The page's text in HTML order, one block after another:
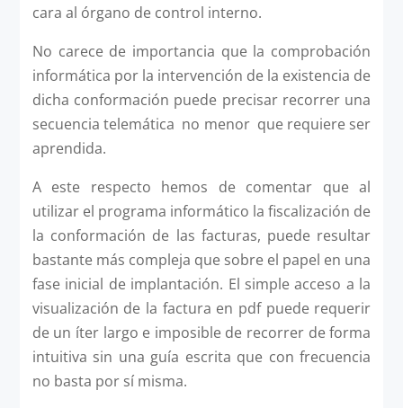
cara al órgano de control interno.
No carece de importancia que la comprobación
informática por la intervención de la existencia de
dicha conformación puede precisar recorrer una
secuencia telemática no menor que requiere ser
aprendida.
A este respecto hemos de comentar que al
utilizar el programa informático la fiscalización de
la conformación de las facturas, puede resultar
bastante más compleja que sobre el papel en una
fase inicial de implantación. El simple acceso a la
visualización de la factura en pdf puede requerir
de un íter largo e imposible de recorrer de forma
intuitiva sin una guía escrita que con frecuencia
no basta por sí misma.